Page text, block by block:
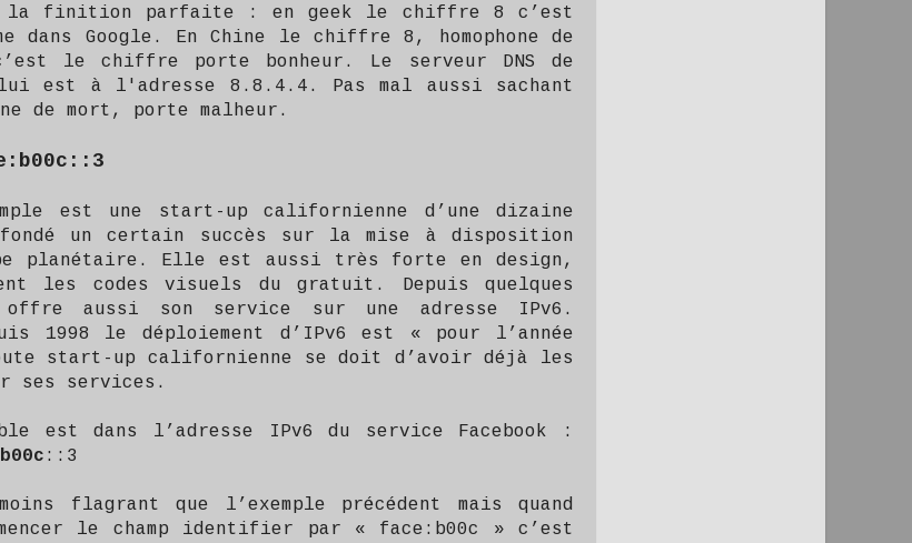
la finition parfaite : en geek le chiffre 8 c’est
dans Google. En Chine le chiffre 8, homophone de
le chiffre porte bonheur. Le serveur DNS de
est à l'adresse 8.8.4.4. Pas mal aussi sachant
de mort, porte malheur.
est une start-up californienne d’une dizaine
un certain succès sur la mise à disposition
planétaire. Elle est aussi très forte en design,
les codes visuels du gratuit. Depuis quelques
offre aussi son service sur une adresse IPv6.
1998 le déploiement d’IPv6 est « pour l’année
start-up californienne se doit d’avoir déjà les
ses services.
est dans l’adresse IPv6 du service Facebook :
::3
flagrant que l’exemple précédent mais quand
le champ identifier par « face:b00c » c’est